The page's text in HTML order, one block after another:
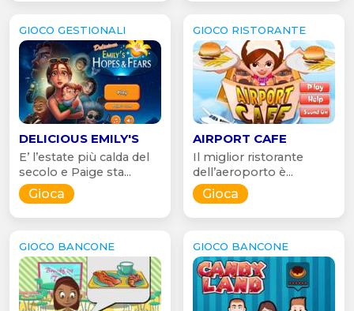
GIOCO GESTIONALI
DELICIOUS EMILY'S
E’ l’estate più calda del
secolo e Paige sta...
Gioca
GIOCO RISTORANTE
AIRPORT CAFE
Il miglior ristorante
dell’aeroporto è...
Gioca
GIOCO BANCONE GIOCO BANCONE